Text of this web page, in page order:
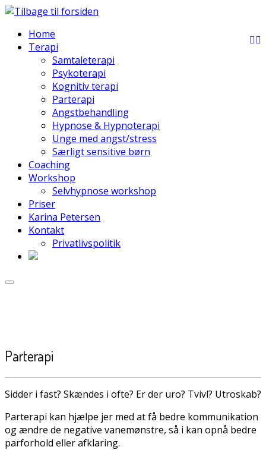
Home
Terapi
Samtaleterapi
Psykoterapi
Kognitiv terapi
Parterapi
Angstbehandling
Hypnose & Hypnoterapi
Unge med angst/stress
Særligt sensitive børn
Coaching
Workshop
Selvhypnose workshop
Priser
Karina Petersen
Kontakt
Privatlivspolitik
Parterapi
Sidder i fast? Skændes i ofte? Er der uro? Tvivl? Utroskab?
Parterapi kan hjælpe jer med at få bedre kommunikation
og ændre de negative vanemønstre, så i kan opnå bedre
parforhold eller afklaring.